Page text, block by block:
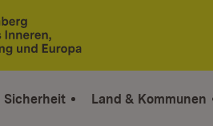
Sicherheit Land & Kommunen